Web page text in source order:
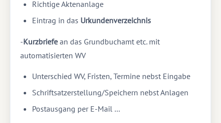
Richtige Aktenanlage
Eintrag in das Urkundenverzeichnis
-Kurzbriefe an das Grundbuchamt etc. mit
automatisierten WV
Unterschied WV, Fristen, Termine nebst Eingabe
Schriftsatzerstellung/Speichern nebst Anlagen
Postausgang per E-Mail ...